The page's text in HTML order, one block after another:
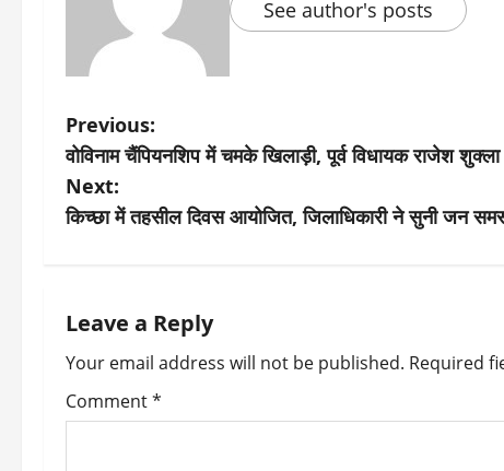
See author's posts
P
o
s
n
a
v
Previous:
वोविनाम चैंपियनशिप में चमके खिलाड़ी, पूर्व विधायक राजेश शुक्ला
Next:
किच्छा में तहसील दिवस आयोजित, जिलाधिकारी ने सुनी जन
Leave a Reply
Your email address will not be published. Required
Comment*